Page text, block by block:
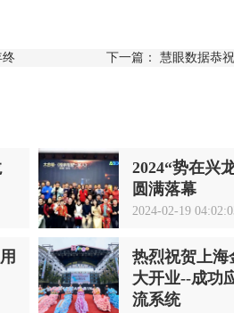
下一篇： 慧眼数据恭
2024“势在兴
圆满落幕
2024-02-19
热烈祝贺上海
大开业--成功
流系统